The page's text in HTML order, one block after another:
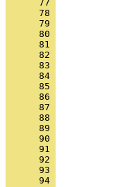
      77
      78
      79
      80
      81
      82
      83
      84
      85
      86
      87
      88
      89
      90
      91
      92
      93
      94